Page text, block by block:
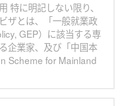
ご質問
わせ
特に明記しない限り、
ザとは、「一般就業政
GEP）に該当する専
企業家、及び「中国本
Scheme for Mainland